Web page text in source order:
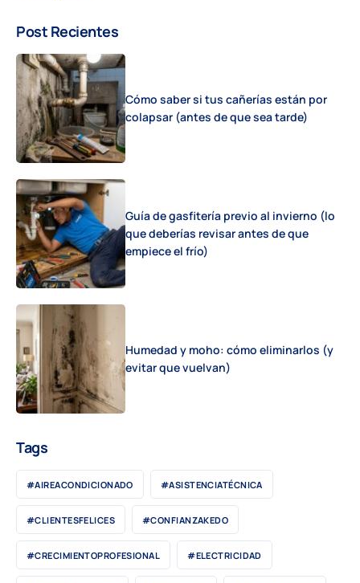
Post Recientes
Cómo saber si tus cañerías están por
colapsar (antes de que sea tarde)
Guía de gasfitería previo al invierno (lo
que deberías revisar antes de que
empiece el frío)
Humedad y moho: cómo eliminarlos (y
evitar que vuelvan)
Tags
#AIREACONDICIONADO #ASISTENCIATÉCNICA
#CLIENTESFELICES #CONFIANZAKEDO
#CRECIMIENTOPROFESIONAL #ELECTRICIDAD